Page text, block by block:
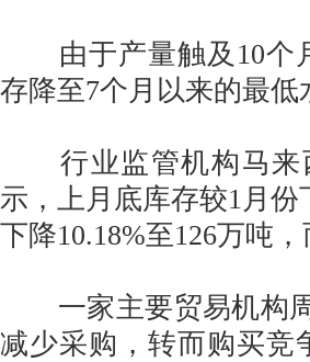
由于产量触及10个
存降至7个月以来的最
行业监管机构马来
示，上月底库存较1月
下降10.18%至126万吨
一家主要贸易机构周
减少采购，转而购买竞